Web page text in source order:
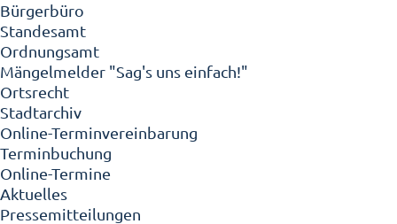
Bürgerbüro
Standesamt
Ordnungsamt
Mängelmelder "Sag's uns einfach!"
Ortsrecht
Stadtarchiv
Online-Terminvereinbarung
Terminbuchung
Online-Termine
Aktuelles
Pressemitteilungen